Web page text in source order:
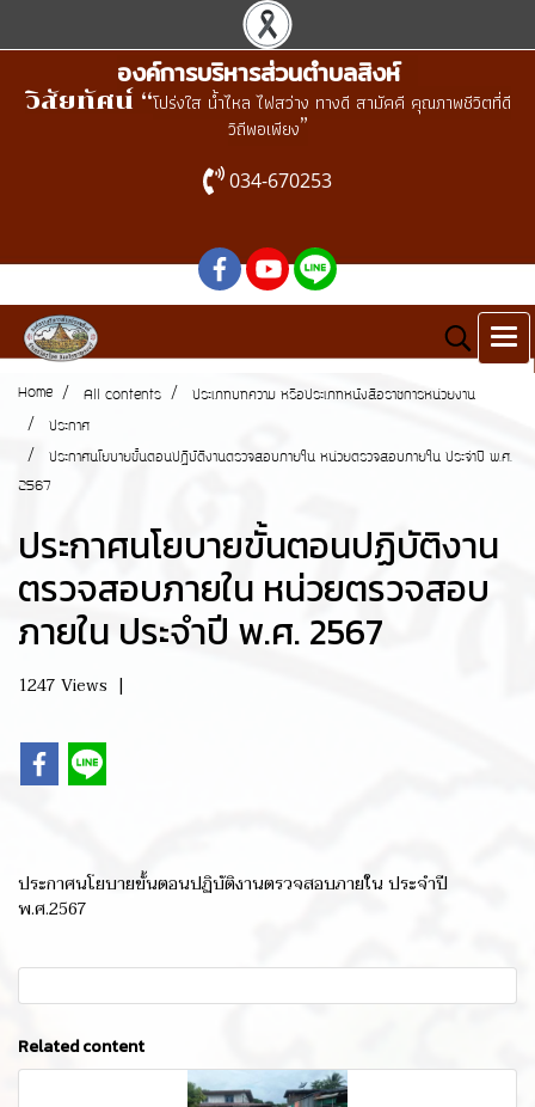
องค์การบริหารส่วนตำบลสิงห์
วิสัยทัศน์ “โปร่งใส น้ำไหล ไฟสว่าง ทางดี สามัคคี คุณภาพชีวิตที่ดี
วิถีพอเพียง”
034-670253
Home All contents ประเภทบทความ หรือประเภทหนังสือราชการหน่วยงาน
ประกาศ
ประกาศนโยบายขั้นตอนปฏิบัติงานตรวจสอบภายใน หน่วยตรวจสอบภายใน ประจำปี พ.ศ.
2567
ประกาศนโยบายขั้นตอนปฏิบัติงาน
ตรวจสอบภายใน หน่วยตรวจสอบ
ภายใน ประจำปี พ.ศ. 2567
1247 Views |
ประกาศนโยบายขั้นตอนปฏิบัติงานตรวจสอบภายใน ประจำปี
พ.ศ.2567
Related content